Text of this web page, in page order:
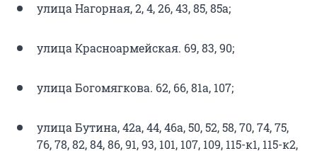
улица Нагорная, 2, 4, 26, 43, 85, 85а;
улица Красноармейская. 69, 83, 90;
улица Богомягкова. 62, 66, 81а, 107;
улица Бутина, 42а, 44, 46а, 50, 52, 58, 70, 74, 75,
76, 78, 82, 84, 86, 91, 93, 101, 107, 109, 115-к1, 115-к2,